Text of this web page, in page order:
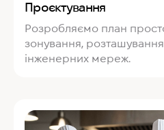
Проєктування
Розробляємо план
зонування,
інженерних мереж.